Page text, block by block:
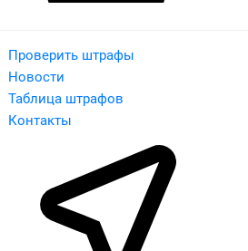
Проверить штрафы
Новости
Таблица штрафов
Контакты